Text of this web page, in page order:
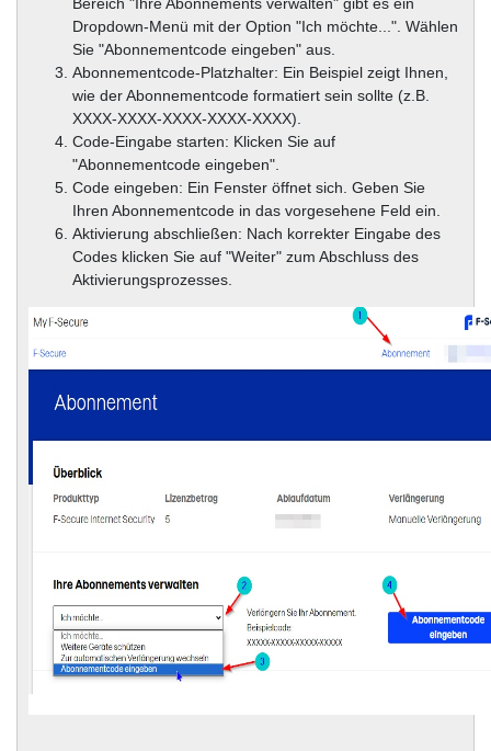
Dropdown-Menü mit der Option "Ich möchte...". Wählen
Sie "Abonnementcode eingeben" aus.
Abonnementcode-Platzhalter: Ein Beispiel zeigt Ihnen,
wie der Abonnementcode formatiert sein sollte (z.B.
XXXX-XXXX-XXXX-XXXX-XXXX).
Code-Eingabe starten: Klicken Sie auf
"Abonnementcode eingeben".
Code eingeben: Ein Fenster öffnet sich. Geben Sie
Ihren Abonnementcode in das vorgesehene Feld ein.
Aktivierung abschließen: Nach korrekter Eingabe des
Codes klicken Sie auf "Weiter" zum Abschluss des
Aktivierungsprozesses.